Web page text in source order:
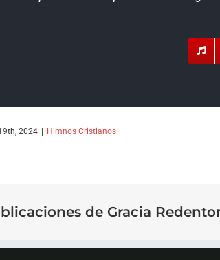
2024 | Himnos Cristianos
de Gracia